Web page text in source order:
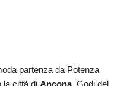
partenza da Potenza